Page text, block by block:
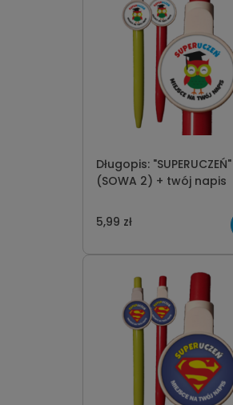
Długopis: "SUPERUCZEŃ"
(SOWA 2) + twój napis
5,99 zł